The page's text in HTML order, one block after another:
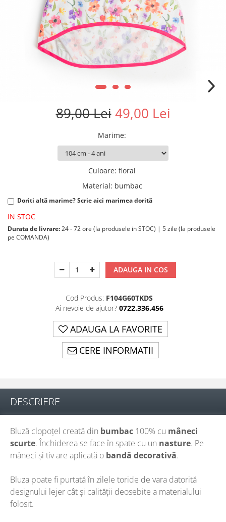
89,00 Lei 49,00 Lei
Marime:
Culoare: floral
Material: bumbac
Doriti altă marime? Scrie aici marimea dorită
IN STOC
Durata de livrare:24 - 72 ore (la produsele in STOC) | 5 zile (la produsele
pe COMANDA)
ADAUGA IN COS
Cod Produs: F104G60TKDS
Ai nevoie de ajutor? 0722.336.456
ADAUGA LA FAVORITE
CERE INFORMATII
DESCRIERE
Bluză clopoțel creată din bumbac 100% cu mâneci
scurte. Închiderea se face în spate cu un nasture. Pe
mâneci și tiv are aplicată o bandă decorativă.
Bluza poate fi purtată în zilele toride de vara datorită
designului lejer cât și calității deosebite a materialului
folosit.